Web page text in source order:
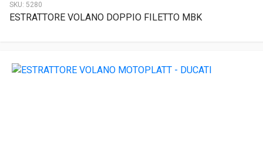
SKU: 5280
ESTRATTORE VOLANO DOPPIO FILETTO MBK